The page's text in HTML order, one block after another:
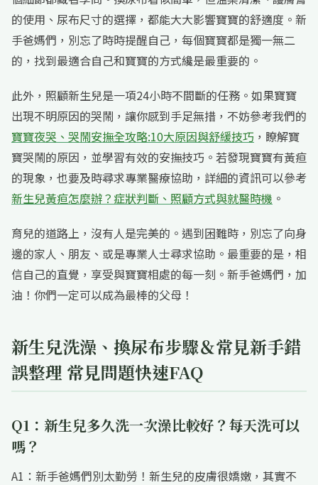
的使用、尿布尺寸的選擇，都能大大影響寶寶的舒適度。新
手爸媽們，別忘了時時提醒自己，每個寶寶都是獨一無二
的，找到最適合自己和寶寶的方式纔是最重要的。
此外，照顧新生兒是一項24小時不間斷的任務。如果寶寶
出現不明原因的哭鬧，讓你感到手足無措，不妨參考我們的
寶寶夜哭、哭鬧安撫全攻略:10大原因與舒緩技巧 ，瞭解寶
寶哭鬧的原因，並學習有效的安撫技巧。若發現寶寶有黃疸
的現象，也要及時尋求專業醫療協助，詳細的資訊可以參考
新生兒黃疸怎麼辦？症狀判斷、照顧方式與就醫時機 。
育兒的道路上，沒有人是完美的。遇到困難時，別忘了向身
邊的家人、朋友、或是專業人士尋求協助。最重要的是，相
信自己的直覺，享受與寶寶相處的每一刻。新手爸媽們，加
油！你們一定可以成為最棒的父母！
新生兒洗澡、換尿布步驟＆常見新手錯
誤整理 常見問題快速FAQ
Q1：新生兒多久洗一次澡比較好？每天洗可以
嗎？
A1：新手爸媽們別太勤勞！新生兒的皮膚很嬌嫩，其實不